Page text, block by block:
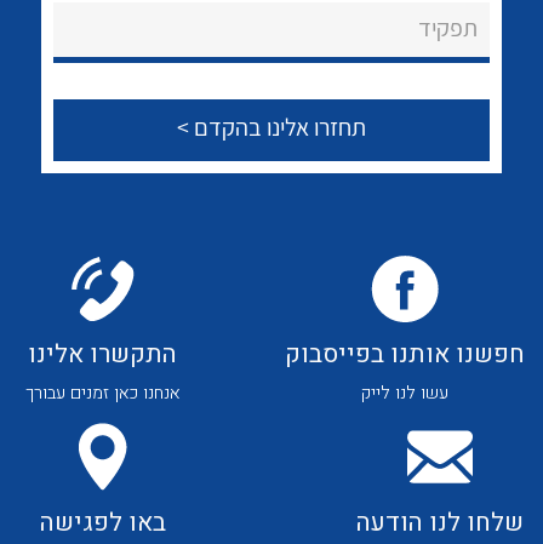
צור קשר
לכל מוצרי היצרן לכל מוצרי היצרן
תפקיד
חפשנו אותנו בפייסבוק
עשו לנו לייק
התקשרו אלינו
אנחנו כאן זמנים עבורך
שלחו לנו הודעה באו לפגישה